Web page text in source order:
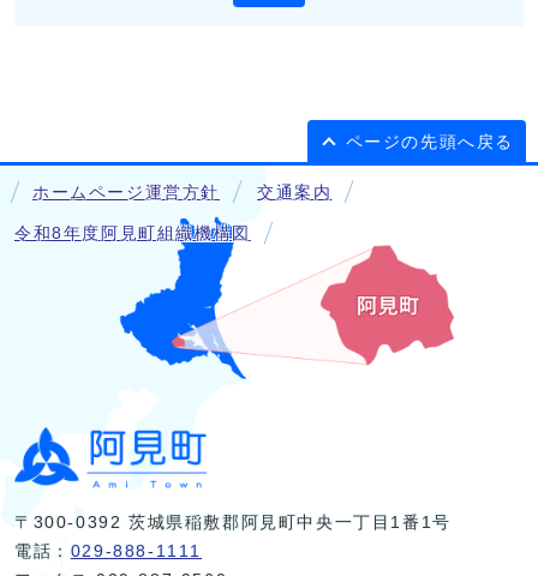
ページの先頭へ戻る
ホームページ運営方針 交通案内
令和8年度阿見町組織機構図
〒300-0392 茨城県稲敷郡阿見町中央一丁目1番1号
電話： 029-888-1111